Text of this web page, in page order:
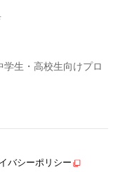
生・高校生向けプロ
バシーポリシー